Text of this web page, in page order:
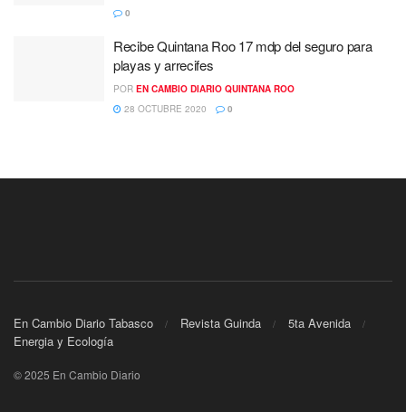
0
Recibe Quintana Roo 17 mdp del seguro para
playas y arrecifes
POR EN CAMBIO DIARIO QUINTANA ROO
28 OCTUBRE 2020
0
En Cambio Diario Tabasco Revista Guinda
5ta Avenida
Energia y Ecología
© 2025 En Cambio Diario